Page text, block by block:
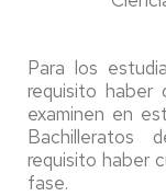
Para los
requisito haber
examinen en
Bachilleratos
requisito haber
fase.